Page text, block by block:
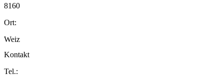
8160
Ort:
Weiz
Kontakt
Tel.: